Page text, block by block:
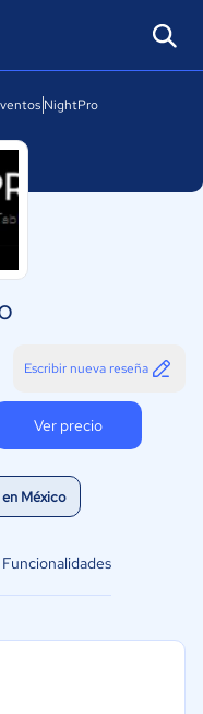
NightPro
Escribir nueva reseña
Ver precio
México
Funcionalidades